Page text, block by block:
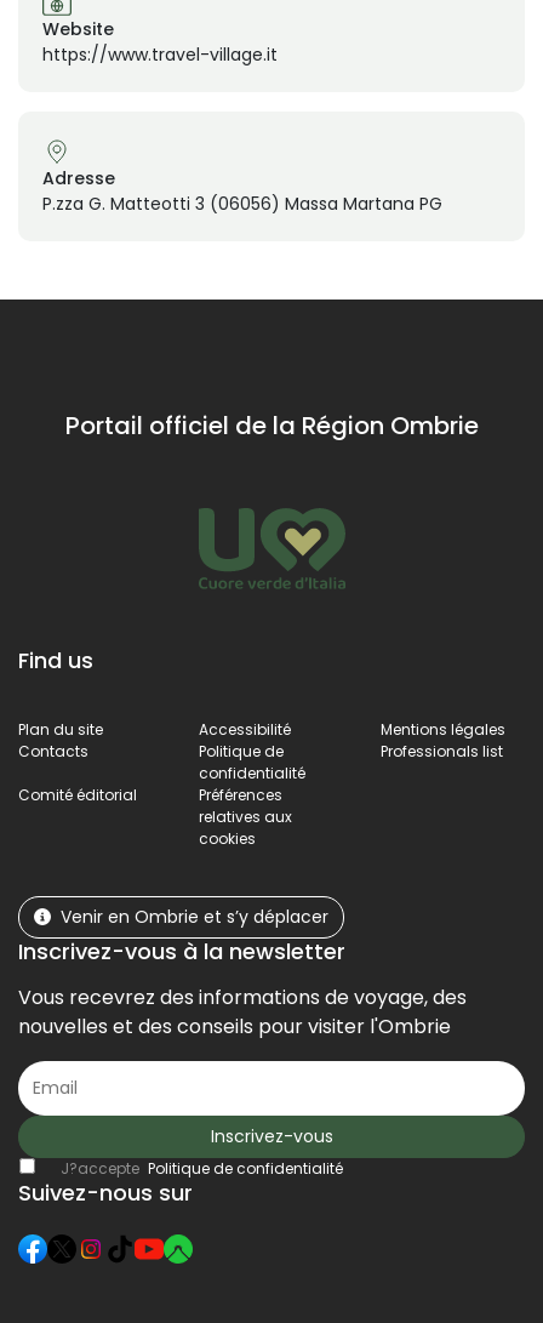
Website
https://www.travel-village.it
Adresse
P.zza G. Matteotti 3 (06056) Massa Martana PG
Portail officiel de la Région Ombrie
Find us
Plan du site Accessibilité
Mentions légales
Contacts
Politique de
confidentialité
Professionals list
Comité éditorial
Préférences
relatives aux
cookies
Venir en Ombrie et s’y déplacer
Inscrivez-vous à la newsletter
Vous recevrez des informations de voyage, des
nouvelles et des conseils pour visiter l'Ombrie
Inscrivez-vous
J?accepte Politique de confidentialité
Suivez-nous sur